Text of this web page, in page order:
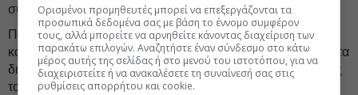
συμμετείχαν με έως δέκα εκατ. ευρώ).
Προφανώς, το ποσοστό τηςοικογένειας Κυριακούλη
καθίσταται πλέον μονοψήφιο, καθώς επέλεξε να πουλήσει τα
δικαιώματα της ΑΜΚ μέσω του ταμπλό του ΧΑ (ή επισήμως
του Euronext Athens).
Ορισμένοι προμηθευτές μπορεί να επεξεργάζονται τα
προσωπικά δεδομένα σας με βάση το έννομο συμφέρον
τους, αλλά μπορείτε να αρνηθείτε κάνοντας διαχείριση των
παρακάτω επιλογών. Αναζητήστε έναν σύνδεσμο στο κάτω
μέρος αυτής της σελίδας ή στο μενού του ιστοτόπου, για να
διαχειριστείτε ή να ανακαλέσετε τη συναίνεσή σας στις
ρυθμίσεις απορρήτου και cookie.